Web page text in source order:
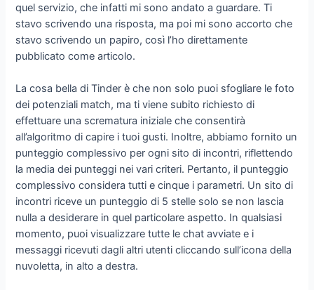
quel servizio, che infatti mi sono andato a guardare. Ti
stavo scrivendo una risposta, ma poi mi sono accorto che
stavo scrivendo un papiro, così l’ho direttamente
pubblicato come articolo.
La cosa bella di Tinder è che non solo puoi sfogliare le foto
dei potenziali match, ma ti viene subito richiesto di
effettuare una scrematura iniziale che consentirà
all’algoritmo di capire i tuoi gusti. Inoltre, abbiamo fornito un
punteggio complessivo per ogni sito di incontri, riflettendo
la media dei punteggi nei vari criteri. Pertanto, il punteggio
complessivo considera tutti e cinque i parametri. Un sito di
incontri riceve un punteggio di 5 stelle solo se non lascia
nulla a desiderare in quel particolare aspetto. In qualsiasi
momento, puoi visualizzare tutte le chat avviate e i
messaggi ricevuti dagli altri utenti cliccando sull’icona della
nuvoletta, in alto a destra.